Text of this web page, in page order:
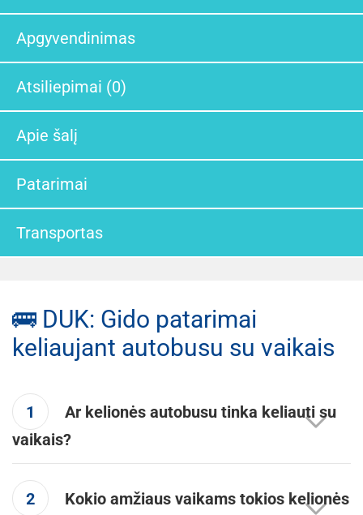
Apgyvendinimas
Atsiliepimai (0)
Apie šalį
Patarimai
Transportas
🚌 DUK: Gido patarimai
keliaujant autobusu su vaikais
1
Ar kelionės autobusu tinka keliauti su
vaikais?
2
Kokio amžiaus vaikams tokios kelionės